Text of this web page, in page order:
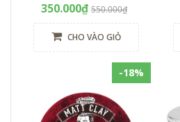
350.000₫ 550.000₫
CHO VÀO GIỎ
-18%